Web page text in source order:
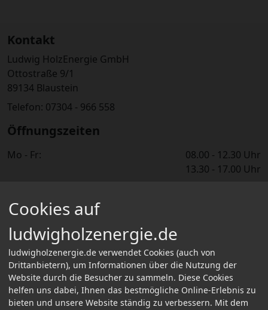
Kontakt
Ludwig HolzEnergie GmbH
Ottostraße 9/1
89134 Blaustein
Telefon: 07304 - 966 558
Öffnungszeiten
Mo - Fr:
08.00 - 12.30 Uhr
13.30 - 17.00 Uhr
Über Uns
FAQ
Kontakt
Bestellvorgang & Zahlungsarten
Versand-/Lieferinformationen
Rechtliches
Cookies auf
ludwigholzenergie.de
ludwigholzenergie.de verwendet Cookies (auch von
Drittanbietern), um Informationen über die Nutzung der
Website durch die Besucher zu sammeln. Diese Cookies
helfen uns dabei, Ihnen das bestmögliche Online-Erlebnis zu
bieten und unsere Website ständig zu verbessern. Mit dem